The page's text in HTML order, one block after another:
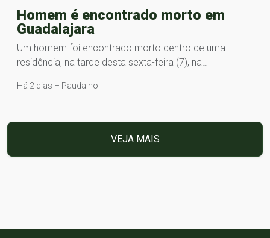
Homem é encontrado morto em
Guadalajara
Um homem foi encontrado morto dentro de uma
residência, na tarde desta sexta-feira (7), na…
Há 2 dias – Paudalho
VEJA MAIS